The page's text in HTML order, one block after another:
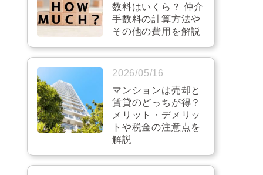
数料はいくら？ 仲介
手数料の計算方法や
その他の費用を解説
2026/05/16
マンションは売却と
賃貸のどっちが得？
メリット・デメリッ
トや税金の注意点を
解説